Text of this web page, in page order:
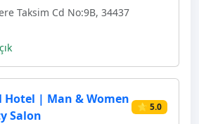
Taksim Cd No:9B, 34437
| Man & Women
Salon
⭐ 5.0